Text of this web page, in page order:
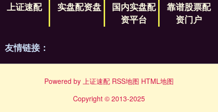
上证速配 实盘配资盘
国内实盘配
资平台
靠谱股票配
资门户
友情链接：
Powered by 上证速配 RSS地图 HTML地图
Copyright © 2013-2025